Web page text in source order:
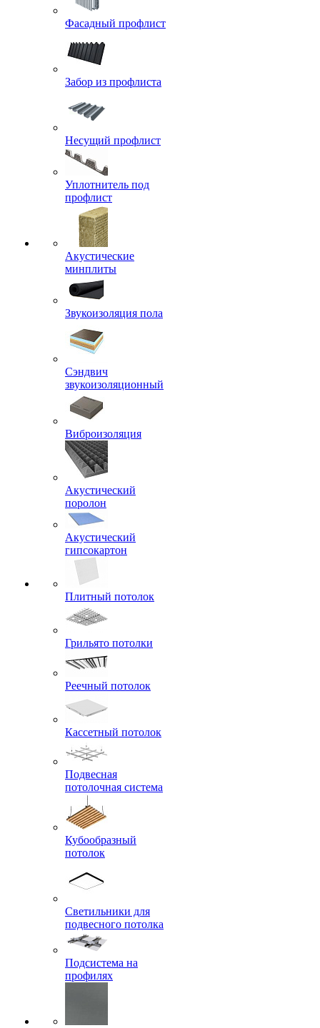
Фасадный профлист
Забор из профлиста
Несущий профлист
Уплотнитель под
профлист
Акустические
минплиты
Звукоизоляция пола
Сэндвич
звукоизоляционный
Виброизоляция
Акустический
поролон
Акустический
гипсокартон
Плитный потолок
Грильято потолки
Реечный потолок
Кассетный потолок
Подвесная
потолочная система
Кубообразный
потолок
Светильники для
подвесного потолка
Подсистема на
профилях